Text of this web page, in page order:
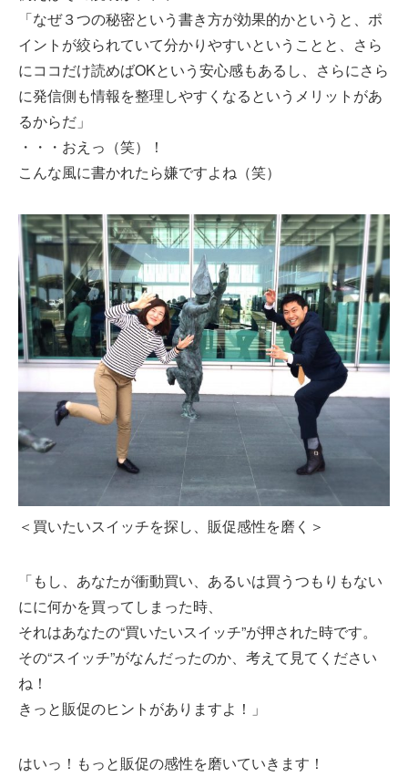
「なぜ３つの秘密という書き方が効果的かというと、ポ
イントが絞られていて分かりやすいということと、さら
にココだけ読めばOKという安心感もあるし、さらにさら
に発信側も情報を整理しやすくなるというメリットがあ
るからだ」
・・・おえっ（笑）！
こんな風に書かれたら嫌ですよね（笑）
＜買いたいスイッチを探し、販促感性を磨く＞
「もし、あなたが衝動買い、あるいは買うつもりもない
にに何かを買ってしまった時、
それはあなたの“買いたいスイッチ”が押された時です。
その“スイッチ”がなんだったのか、考えて見てください
ね！
きっと販促のヒントがありますよ！」
はいっ！もっと販促の感性を磨いていきます！